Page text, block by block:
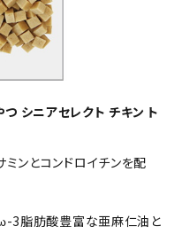
シニアセレクト チキン ト
ンとコンドロイチンを配
3脂肪酸豊富な亜麻仁油と